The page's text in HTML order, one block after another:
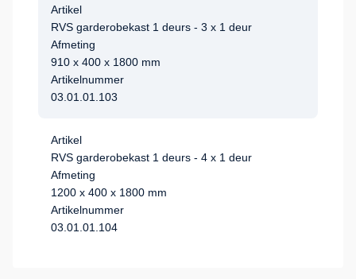
Artikel
RVS garderobekast 1 deurs - 3 x 1 deur
Afmeting
910 x 400 x 1800 mm
Artikelnummer
03.01.01.103
Artikel
RVS garderobekast 1 deurs - 4 x 1 deur
Afmeting
1200 x 400 x 1800 mm
Artikelnummer
03.01.01.104